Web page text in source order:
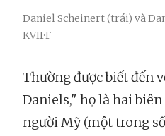
Daniel Scheinert (trái) và
KVIFF
Thường được biết đến
Daniels," họ là hai
người Mỹ (một trong